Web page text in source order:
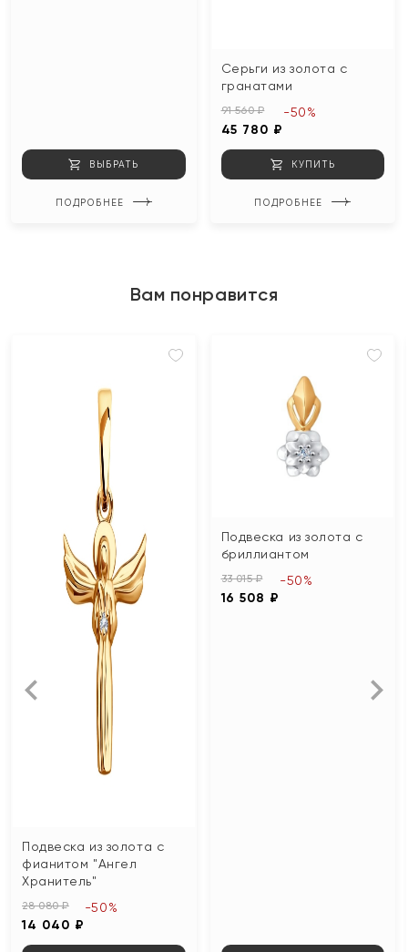
ВЫБРАТЬ
ПОДРОБНЕЕ
Серьги из золота с
гранатами
91 560 ₽
45 780 ₽
-50%
КУПИТЬ
ПОДРОБНЕЕ
Вам понравится
Подвеска из золота с
фианитом "Ангел
Хранитель"
28 080 ₽
14 040 ₽
-50%
Подвеска из золота с
бриллиантом
33 015 ₽
16 508 ₽
-50%